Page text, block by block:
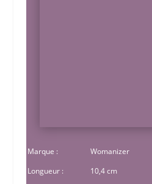
Marque :
Womanizer
Longueur :
10,4 cm